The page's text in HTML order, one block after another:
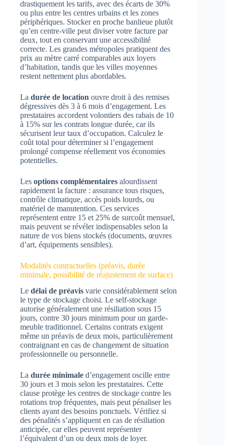
drastiquement les tarifs, avec des écarts de 30%
ou plus entre les centres urbains et les zones
périphériques. Stocker en proche banlieue plutôt
qu’en centre-ville peut diviser votre facture par
deux, tout en conservant une accessibilité
correcte. Les grandes métropoles pratiquent des
prix au mètre carré comparables aux loyers
d’habitation, tandis que les villes moyennes
restent nettement plus abordables.
La durée de location ouvre droit à des remises
dégressives dès 3 à 6 mois d’engagement. Les
prestataires accordent volontiers des rabais de 10
à 15% sur les contrats longue durée, car ils
sécurisent leur taux d’occupation. Calculez le
coût total pour déterminer si l’engagement
prolongé compense réellement vos économies
potentielles.
Les options complémentaires alourdissent
rapidement la facture : assurance tous risques,
contrôle climatique, accès poids lourds, ou
matériel de manutention. Ces services
représentent entre 15 et 25% de surcoût mensuel,
mais peuvent se révéler indispensables selon la
nature de vos biens stockés (documents, œuvres
d’art, équipements sensibles).
Modalités contractuelles (préavis, durée
minimale, possibilité de réajustement de surface)
Le délai de préavis varie considérablement selon
le type de stockage choisi. Le self-stockage
autorise généralement une résiliation sous 15
jours, contre 30 jours minimum pour un garde-
meuble traditionnel. Certains contrats exigent
même un préavis de deux mois, particulièrement
contraignant en cas de changement de situation
professionnelle ou personnelle.
La durée minimale d’engagement oscille entre
30 jours et 3 mois selon les prestataires. Cette
clause protège les centres de stockage contre les
rotations trop fréquentes, mais peut pénaliser les
clients ayant des besoins ponctuels. Vérifiez si
des pénalités s’appliquent en cas de résiliation
anticipée, car elles peuvent représenter
l’équivalent d’un ou deux mois de loyer.